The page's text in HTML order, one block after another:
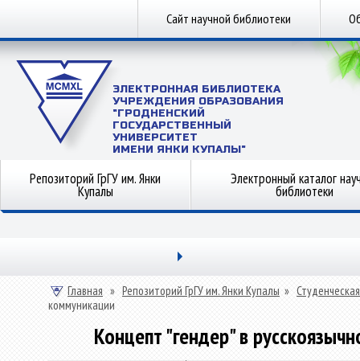
Сайт научной библиотеки
ЭЛЕКТРОННАЯ БИБЛИОТЕКА
УЧРЕЖДЕНИЯ ОБРАЗОВАНИЯ
"ГРОДНЕНСКИЙ
ГОСУДАРСТВЕННЫЙ
УНИВЕРСИТЕТ
ИМЕНИ ЯНКИ КУПАЛЫ"
Репозиторий ГрГУ им. Янки
Купалы
Электронный каталог
библиотеки
Главная » Репозиторий ГрГУ им. Янки Купалы »
коммуникации
Концепт "гендер" в